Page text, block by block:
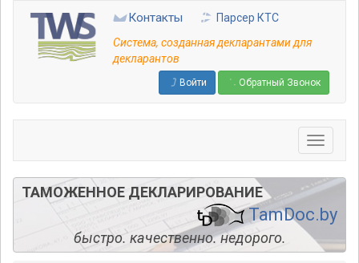
основному
содержанию
Контакты
Парсер КТС
Система, созданная декларантами для
декларантов
Войти Обратный Звонок
ТАМОЖЕННОЕ ДЕКЛАРИРОВАНИЕ
TamDoc.by
быстро. качественно. недорого.